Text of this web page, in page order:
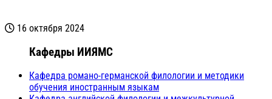
16 октября 2024
Кафедры ИИЯМС
Кафедра романо-германской филологии и методики
обучения иностранным языкам